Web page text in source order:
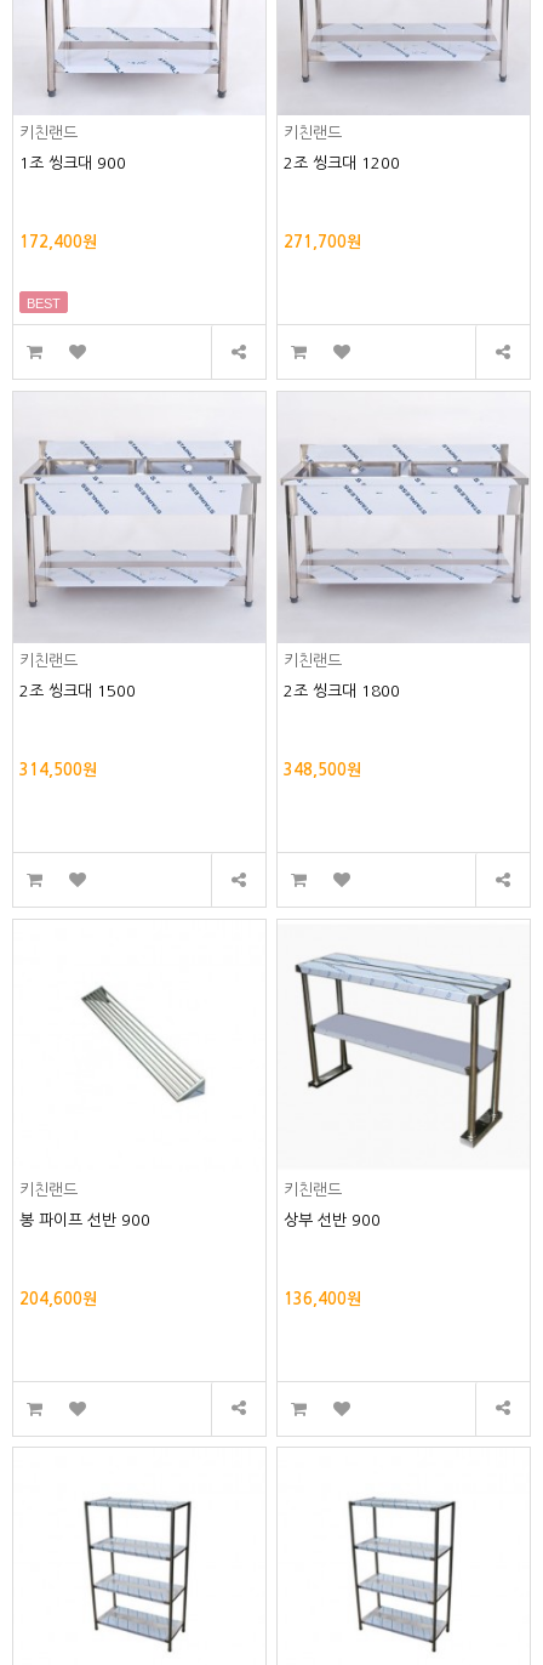
키친랜드
1조 씽크대 900
172,400원
BEST
키친랜드
2조 씽크대 1200
271,700원
키친랜드
2조 씽크대 1500
314,500원
키친랜드
2조 씽크대 1800
348,500원
키친랜드
봉 파이프 선반 900
204,600원
키친랜드
상부 선반 900
136,400원